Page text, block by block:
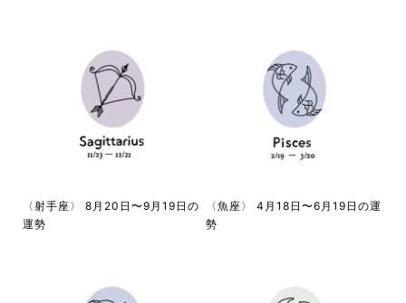
〈射手座〉 8月20日〜9月19日の
運勢
〈魚座〉 4月18日〜6月19日の運
勢